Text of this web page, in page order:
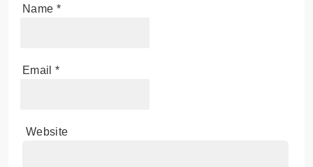
Name *
Email *
Website